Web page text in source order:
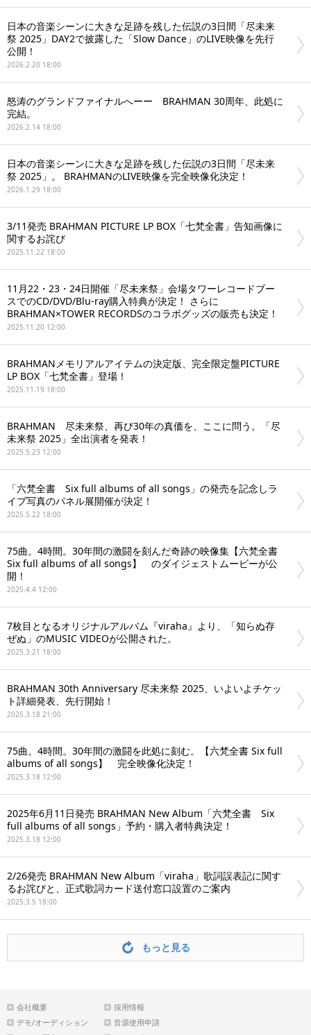
日本の音楽シーンに大きな足跡を残した伝説の3日間「尽未来
祭 2025」DAY2で披露した「Slow Dance」のLIVE映像を先行
公開！
2026.2.20 18:00
怒涛のグランドファイナルへーー BRAHMAN 30周年、此処に
完結。
2026.2.14 18:00
日本の音楽シーンに大きな足跡を残した伝説の3日間「尽未来
祭 2025」。 BRAHMANのLIVE映像を完全映像化決定！
2026.1.29 18:00
3/11発売 BRAHMAN PICTURE LP BOX「七梵全書」告知画像に
関するお詫び
2025.11.22 18:00
11月22・23・24日開催「尽未来祭」会場タワーレコードブー
スでのCD/DVD/Blu-ray購入特典が決定！ さらに
BRAHMAN×TOWER RECORDSのコラボグッズの販売も決定！
2025.11.20 12:00
BRAHMANメモリアルアイテムの決定版、完全限定盤PICTURE
LP BOX「七梵全書」登場！
2025.11.19 18:00
BRAHMAN 尽未来祭、再び30年の真価を、ここに問う。「尽
未来祭 2025」全出演者を発表！
2025.5.23 12:00
「六梵全書 Six full albums of all songs」の発売を記念しラ
イブ写真のパネル展開催が決定！
2025.5.22 18:00
75曲。4時間。30年間の激闘を刻んだ奇跡の映像集【六梵全書
Six full albums of all songs】 のダイジェストムービーが公
開！
2025.4.4 12:00
7枚目となるオリジナルアルバム『viraha』より、「知らぬ存
ぜぬ」のMUSIC VIDEOが公開された。
2025.3.21 18:00
BRAHMAN 30th Anniversary 尽未来祭 2025、いよいよチケッ
ト詳細発表、先行開始！
2025.3.18 21:00
75曲。4時間。30年間の激闘を此処に刻む。【六梵全書 Six full
albums of all songs】 完全映像化決定！
2025.3.18 12:00
2025年6月11日発売 BRAHMAN New Album「六梵全書 Six
full albums of all songs」予約・購入者特典決定！
2025.3.18 12:00
2/26発売 BRAHMAN New Album「viraha」歌詞誤表記に関す
るお詫びと、正式歌詞カード送付窓口設置のご案内
2025.3.5 18:00
もっと見る
会社概要
採用情報
デモ/オーディション
音源使用申請